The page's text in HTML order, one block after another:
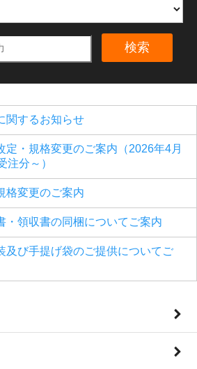
検索
関するお知らせ
定・規格変更のご案内（2026年4月
注分～）
格変更のご案内
・領収書の同梱についてご案内
及び手提げ袋のご提供についてご